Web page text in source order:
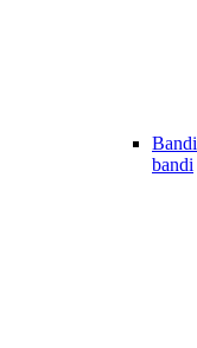
bandi